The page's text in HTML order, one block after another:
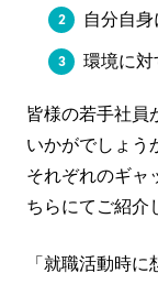
自分自
環境に対
皆様の若手社員
いかがでしょう
それぞれのギャ
ちらにてご紹介
「就職活動時